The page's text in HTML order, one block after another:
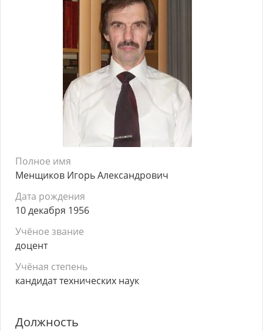
Полное имя
Менщиков Игорь Александрович
Дата рождения
10 декабря 1956
Учёное звание
доцент
Учёная степень
кандидат технических наук
Должность